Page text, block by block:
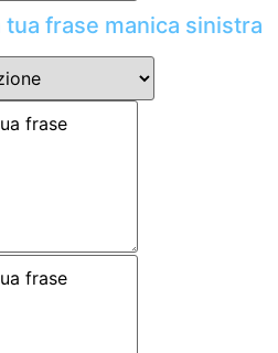
frase manica sinistra